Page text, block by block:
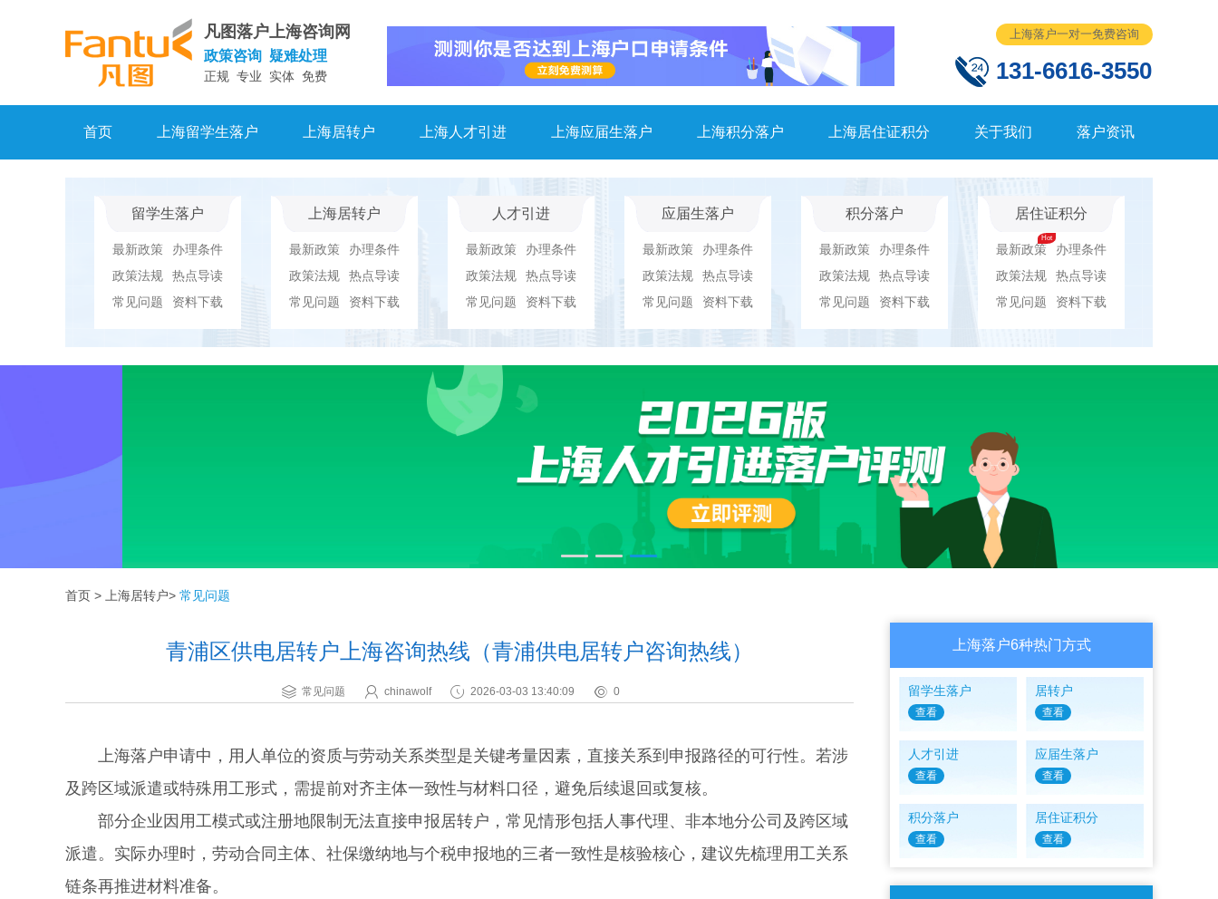
凡图落户上海咨询网
政策咨询 疑难处理
正规 专业 实体 免费
上海落户一对一免费咨询
131-6616-3550
首页 上海留学生落户 上海居转户 上海人才引进 上海应届生落户 上海积分落户 上海居住证积分 关于我们 落户资讯
留学生落户
最新政策
办理条件
政策法规
热点导读
常见问题
资料下载
上海居转户
最新政策
办理条件
政策法规
热点导读
常见问题
资料下载
人才引进
最新政策
办理条件
政策法规
热点导读
常见问题
资料下载
应届生落户
最新政策
办理条件
政策法规
热点导读
常见问题
资料下载
积分落户
最新政策
办理条件
政策法规
热点导读
常见问题
资料下载
居住证积分
最新政策
办理条件
政策法规
热点导读
常见问题
资料下载
首页 > 上海居转户> 常见问题
青浦区供电居转户上海咨询热线（青浦供电居转户咨询热线）
常见问题 chinawolf 2026-03-03 13:40:09 0
上海落户申请中，用人单位的资质与劳动关系类型是关键考量因素，直接关系到申报路径的可行性。若涉
及跨区域派遣或特殊用工形式，需提前对齐主体一致性与材料口径，避免后续退回或复核。
部分企业因用工模式或注册地限制无法直接申报居转户，常见情形包括人事代理、非本地分公司及跨区域
派遣。实际办理时，劳动合同主体、社保缴纳地与个税申报地的三者一致性是核验核心，建议先梳理用工关系
链条再推进材料准备。
上海落户6种热门方式
留学生落户
查看
居转户
查看
人才引进
查看
应届生落户
查看
积分落户
查看
居住证积分
查看